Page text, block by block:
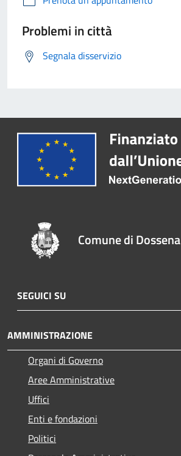
Problemi in città
Segnala disservizio
Comune di Dossena
SEGUICI SU
AMMINISTRAZIONE
Organi di Governo
Aree Amministrative
Uffici
Enti e fondazioni
Politici